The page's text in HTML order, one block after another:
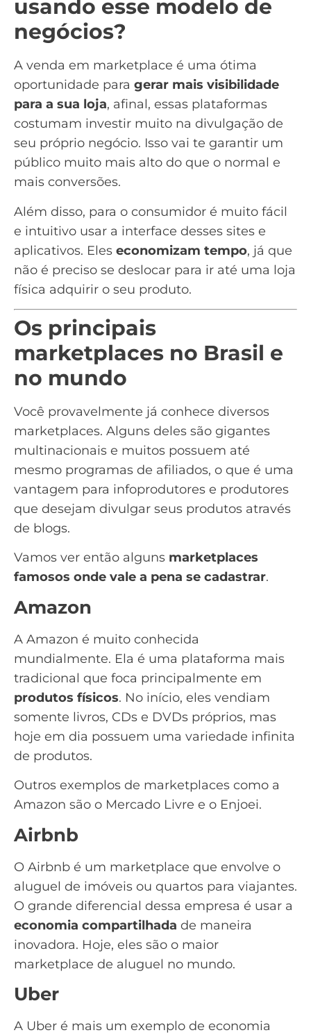
usando esse modelo de
negócios?
A venda em marketplace é uma ótima
oportunidade para gerar mais visibilidade
para a sua loja, afinal, essas plataformas
costumam investir muito na divulgação de
seu próprio negócio. Isso vai te garantir um
público muito mais alto do que o normal e
mais conversões.
Além disso, para o consumidor é muito fácil
e intuitivo usar a interface desses sites e
aplicativos. Eles economizam tempo, já que
não é preciso se deslocar para ir até uma loja
física adquirir o seu produto.
Os principais
marketplaces no Brasil e
no mundo
Você provavelmente já conhece diversos
marketplaces. Alguns deles são gigantes
multinacionais e muitos possuem até
mesmo programas de afiliados, o que é uma
vantagem para infoprodutores e produtores
que desejam divulgar seus produtos através
de blogs.
Vamos ver então alguns marketplaces
famosos onde vale a pena se cadastrar.
Amazon
A Amazon é muito conhecida
mundialmente. Ela é uma plataforma mais
tradicional que foca principalmente em
produtos físicos. No início, eles vendiam
somente livros, CDs e DVDs próprios, mas
hoje em dia possuem uma variedade infinita
de produtos.
Outros exemplos de marketplaces como a
Amazon são o Mercado Livre e o Enjoei.
Airbnb
O Airbnb é um marketplace que envolve o
aluguel de imóveis ou quartos para viajantes.
O grande diferencial dessa empresa é usar a
economia compartilhada de maneira
inovadora. Hoje, eles são o maior
marketplace de aluguel no mundo.
Uber
A Uber é mais um exemplo de economia